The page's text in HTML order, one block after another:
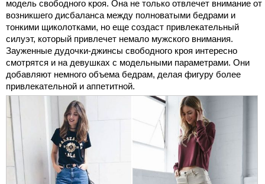
модель свободного кроя. Она не только отвлечет внимание от
возникшего дисбаланса между полноватыми бедрами и
тонкими щиколотками, но еще создаст привлекательный
силуэт, который привлечет немало мужского внимания.
Зауженные дудочки-джинсы свободного кроя интересно
смотрятся и на девушках с модельными параметрами. Они
добавляют немного объема бедрам, делая фигуру более
привлекательной и аппетитной.